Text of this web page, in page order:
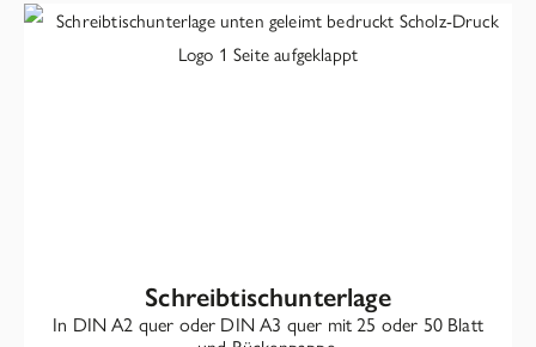
Schreibtisch­unterlage
In DIN A2 quer oder DIN A3 quer mit 25 oder 50 Blatt